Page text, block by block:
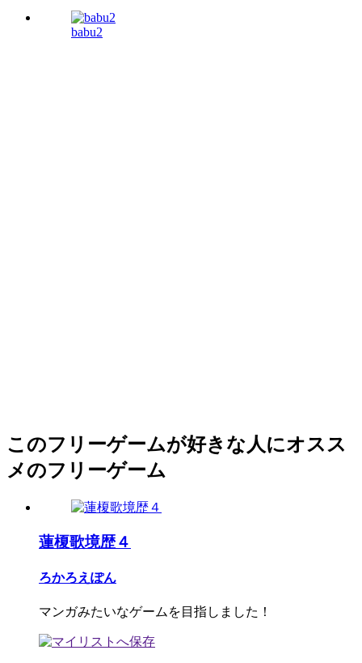
babu2
このフリーゲームが好きな人にオスス
メのフリーゲーム
蓮榎歌境歴４
ろかろえぽん
マンガみたいなゲームを目指しました！